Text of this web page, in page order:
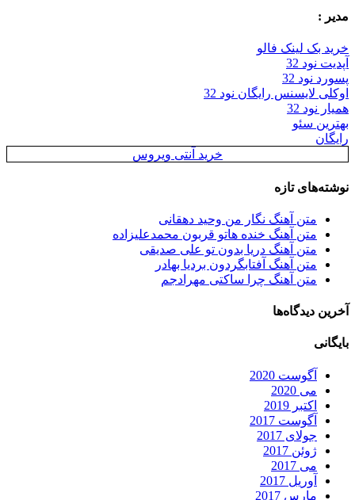
مدیر :
خرید بک لینک فالو
آپدیت نود 32
پسورد نود 32
اوکلی لایسنس رایگان نود 32
همیار نود 32
بهترین سئو
رایگان
خرید آنتی ویروس
نوشته‌های تازه
متن آهنگ نگار من وحید دهقانی
متن آهنگ خنده هاتو قربون محمدعلیزاده
متن آهنگ دریا بدون تو علی صدیقی
متن آهنگ آفتابگردون بردیا بهادر
متن آهنگ چرا ساکتی مهرادجم
آخرین دیدگاه‌ها
بایگانی
آگوست 2020
می 2020
اکتبر 2019
آگوست 2017
جولای 2017
ژوئن 2017
می 2017
آوریل 2017
مارس 2017